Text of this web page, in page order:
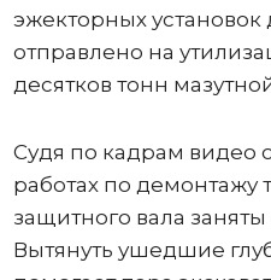
эжекторных установок
отправлено на
десятков тонн
Судя по кадрам видео
работах по демонтажу
защитного вала
Вытянуть ушедшие